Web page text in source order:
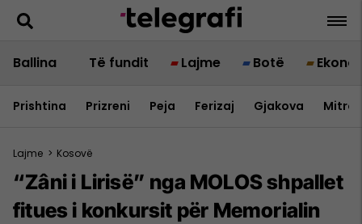
Ballina Të fundit Lajme Botë
Prishtina Prizreni Peja Ferizaj Gjakova
Lajme > Kosovë
“Zâni i Lirisë” nga MOLOS shpallet
fitues i konkursit për Memorialin